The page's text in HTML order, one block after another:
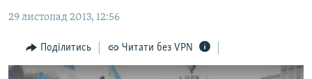
основної
Перейти
до
БЛОГИ
ПОГЛЯД
ІНТЕРВ'Ю
29 листопад 2013, 12:56
Поділитись Читати без VPN